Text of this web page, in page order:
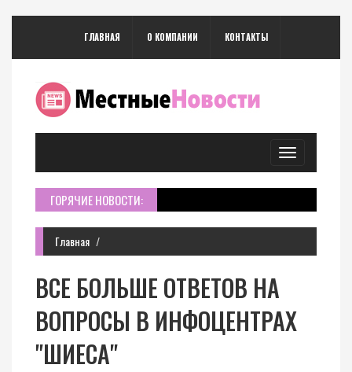
ГЛАВНАЯ О КОМПАНИИ КОНТАКТЫ
Toggle
navigation
ГОРЯЧИЕ НОВОСТИ:
Главная
ВСЕ БОЛЬШЕ ОТВЕТОВ НА
ВОПРОСЫ В ИНФОЦЕНТРАХ
"ШИЕСА"